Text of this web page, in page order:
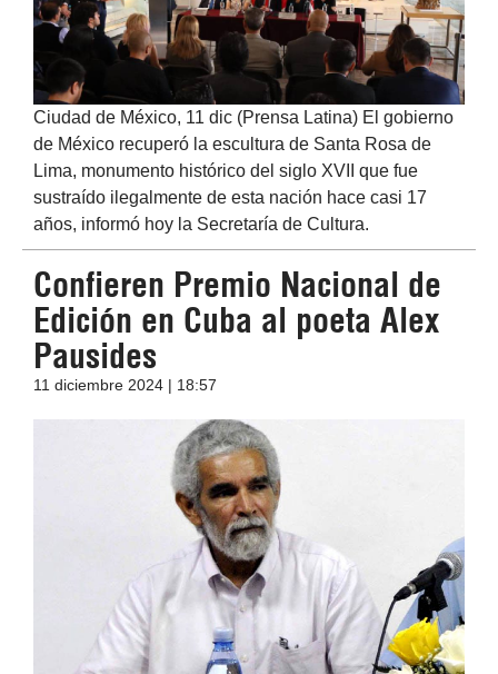
Ciudad de México, 11 dic (Prensa Latina) El gobierno
de México recuperó la escultura de Santa Rosa de
Lima, monumento histórico del siglo XVII que fue
sustraído ilegalmente de esta nación hace casi 17
años, informó hoy la Secretaría de Cultura.
Confieren Premio Nacional de
Edición en Cuba al poeta Alex
Pausides
11 diciembre 2024 | 18:57